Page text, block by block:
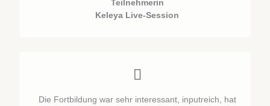
Teilnehmerin
Keleya Live-Session
Die Fortbildung war sehr interessant, inputreich, hat